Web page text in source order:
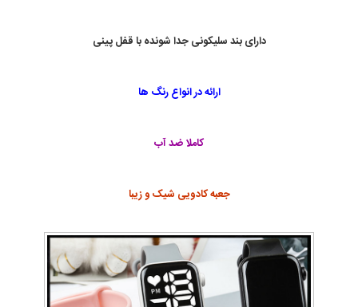
دارای بند سلیکونی جدا شونده با قفل پینی
ارائه در انواع رنگ ها
کاملا ضد آب
جعبه کادویی شیک و زیبا